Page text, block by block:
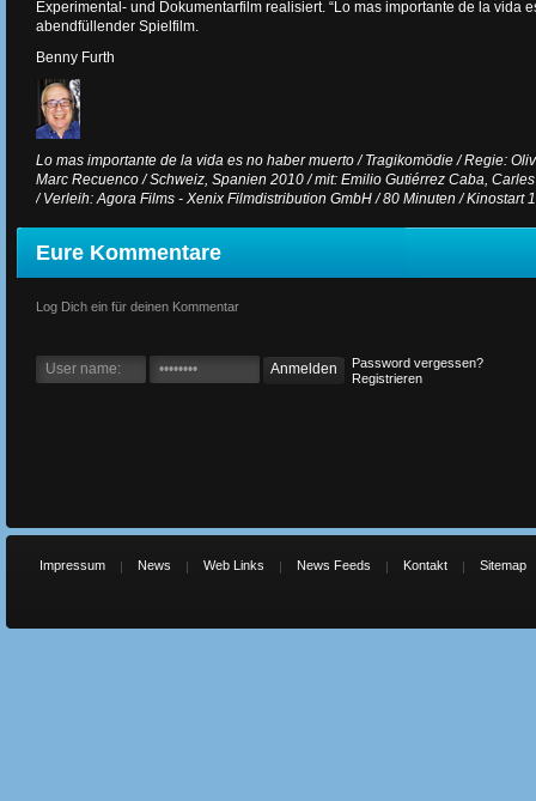
Experimental- und Dokumentarfilm realisiert. “Lo mas importante de la vida
abendfüllender Spielfilm.
Benny Furth
Lo mas importante de la vida es no haber muerto / Tragikomödie / Regie:
Marc Recuenco / Schweiz, Spanien 2010 / mit: Emilio Gutiérrez Caba,
/ Verleih: Agora Films - Xenix Filmdistribution GmbH / 80 Minuten / Kinostart
Eure Kommentare
Log Dich ein für deinen Kommentar
Password vergessen?
Registrieren
Impressum News Web Links News Feeds Kontakt Sitemap